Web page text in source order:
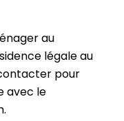
au
légale au
pour
avec le